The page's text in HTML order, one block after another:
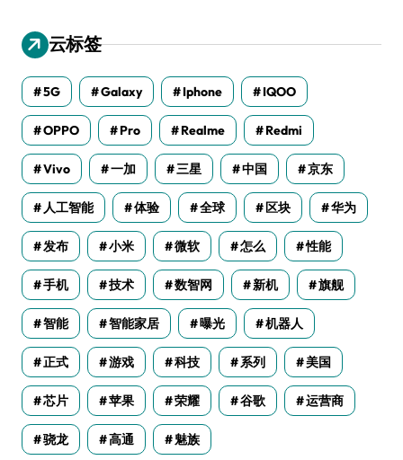
云标签
5G Galaxy Iphone IQOO
OPPO Pro Realme Redmi
Vivo 一加 三星 中国 京东
人工智能 体验 全球 区块 华为
发布 小米 微软 怎么 性能
手机 技术 数智网 新机 旗舰
智能 智能家居 曝光 机器人
正式 游戏 科技 系列 美国
芯片 苹果 荣耀 谷歌 运营商
骁龙 高通 魅族